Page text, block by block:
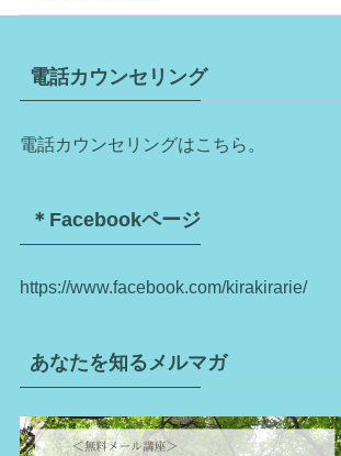
電話カウンセリング
電話カウンセリングはこちら。
＊Facebookページ
https://www.facebook.com/kirakirarie/
あなたを知るメルマガ